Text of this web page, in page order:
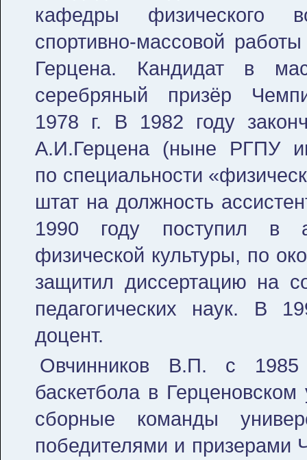
кафедры физического
спортивно-массовой
Герцена. Кандидат в
серебряный призёр
1978 г. В 1982 году
А.И.Герцена (ныне РГПУ
по специальности
штат на должность
1990 году поступил в
физической культуры, по
защитил диссертацию на
педагогических наук. В
доцент.
Овчинников В.П. с 1985
баскетбола в
сборные команды
победителями и призерами